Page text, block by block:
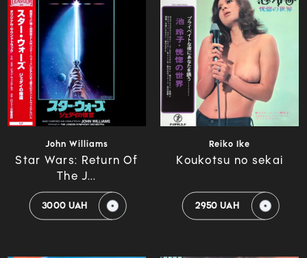
John Williams
Star Wars: Return Of
The J...
3000 UAH
Reiko Ike
Koukotsu no sekai
2950 UAH